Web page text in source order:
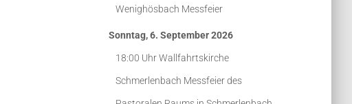
Wenighösbach Messfeier
Sonntag, 6. September 2026
18:00 UhrWallfahrtskirche
Schmerlenbach Messfeier des